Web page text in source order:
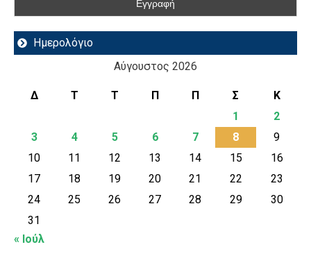
Ημερολόγιο
Αύγουστος 2026
Δ Τ Τ Π Π Σ
Κ
1
2
3
4 5 6 7 8
9
10
11 12 13 14 15
16
17
18 19 20 21 22
23
24
25 26 27 28 29
30
31
« Ιούλ